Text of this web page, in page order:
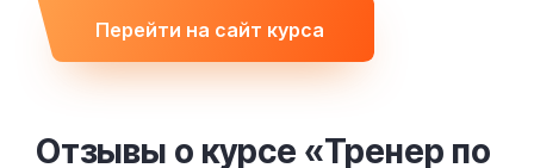
Перейти на сайт курса
Отзывы о курсе «Тренер по